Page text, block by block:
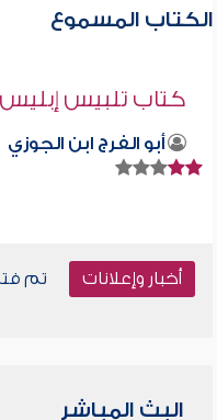
الكتاب المسموع
كتاب تلبيس إبليس
أبو الفرج ابن الجوزي
أخبار وإعلانات
تم
البث المباشر